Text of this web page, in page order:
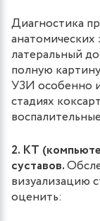
Диагностика
латеральный
полную
УЗИ особенно
стадиях
2. КТ
суставов.
визуализацию
оценить: